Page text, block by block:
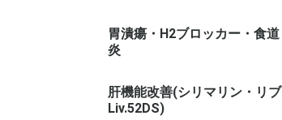
胃潰瘍・H2ブロッカー・食道
炎
肝機能改善(シリマリン・リブ
Liv.52DS)